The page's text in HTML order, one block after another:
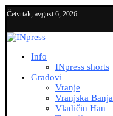
Četvrtak, avgust 6, 2026
Info
INpress shorts
Gradovi
Vranje
Vranjska Banja
Vladičin Han